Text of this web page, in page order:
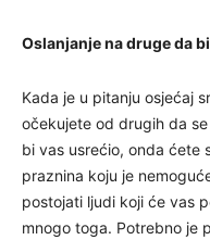
Oslanjanje na druge da
Kada je u pitanju osjećaj
očekujete od drugih da
bi vas usrećio, onda ćete
praznina koju je
postojati ljudi koji će vas
mnogo toga. Potrebno je